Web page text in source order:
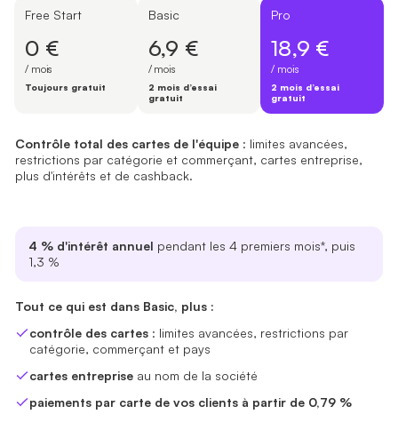
Free Start
0 €
/ mois
Toujours gratuit
Basic
6,9 €
/ mois
2 mois d’essai
gratuit
Pro
18,9 €
/ mois
2 mois d’essai
gratuit
Free Start
0 € / mois
Toujours gratuit
Un compte professionnel aveccomptes et membres d'équipe
Commencer
Inclus :
tout ce qui figure dansInclus dans tous les plans
pas de virements internationaux, comptes en euros uniquement
Basic
6,9 € / mois
2 mois d’essai gratuit
Tout pour l'activité à l'international :comptes dans plus de 20
Commencer
Tout ce qui est dans Free Start, plus :
virements internationaux : 5 par mois sans frais, puis 5 €
paiements par carte de vos clients à partir de 1,49 %
Pro
18,9 €/ mois
2 mois d’essai gratuit
Contrôle total des cartes de l'équipe : limites avancées,
restrictions par catégorie et commerçant, cartes entreprise,
plus d'intérêts et de cashback.
Commencer
4 % d'intérêt annuel pendant les 4 premiers mois*, puis
1,3 %
Tout ce qui est dans Basic, plus :
contrôle des cartes : limites avancées, restrictions par
catégorie, commerçant et pays
cartes entreprise au nom de la société
paiements par carte de vos clients à partir de 0,79 %